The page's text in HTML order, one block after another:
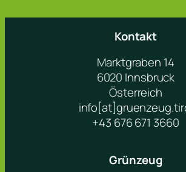
Kontakt
Marktgraben 14
6020 Innsbruck
Österreich
+43 676 671 3660
Grünzeug